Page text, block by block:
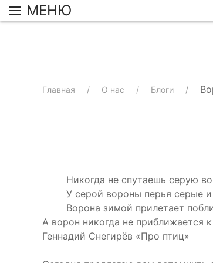
МЕНЮ
Главная О нас Блоги
Никогда не спутаешь серую
У серой вороны перья серые
Ворона зимой прилетает
А ворон никогда не приближается
Геннадий Снегирёв «Про птиц»